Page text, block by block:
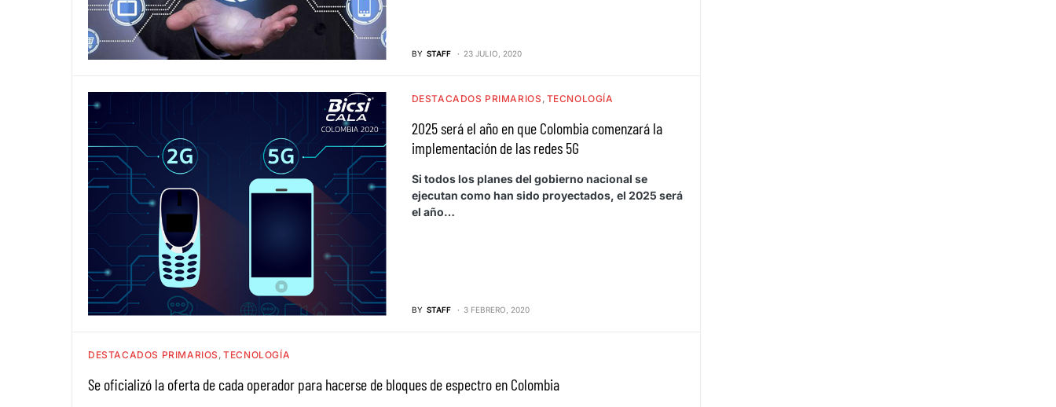
BY STAFF 23 JULIO, 2020
DESTACADOS PRIMARIOS TECNOLOGÍA
2025 será el año en que Colombia comenzará la
implementación de las redes 5G
Si todos los planes del gobierno nacional se
ejecutan como han sido proyectados, el 2025 será
el año…
BY STAFF 3 FEBRERO, 2020
DESTACADOS PRIMARIOS TECNOLOGÍA
Se oficializó la oferta de cada operador para hacerse de bloques de espectro en Colombia